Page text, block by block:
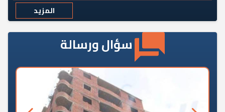
المزيد
سؤال ورسالة